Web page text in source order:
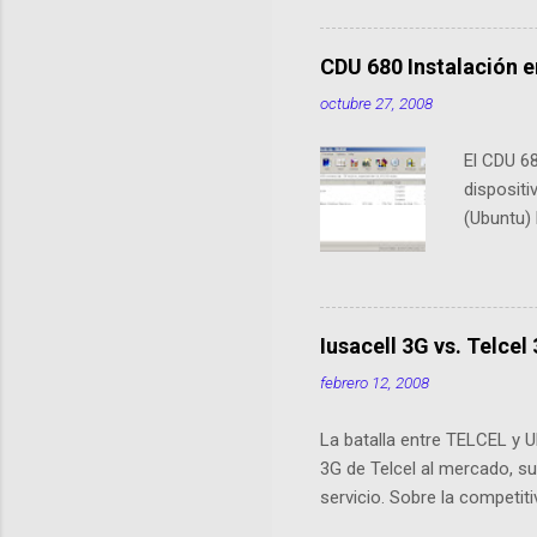
previous
de
"Y" no
Bueno
CDU 680 Instalación
octubre 27, 2008
El CDU
XP,
hacer
BAM -
datos de
Iusacell 3G vs. Telcel
febrero 12, 2008
La batalla entre TELCEL y
3G de Telcel al mercado,
servicio. Sobre la